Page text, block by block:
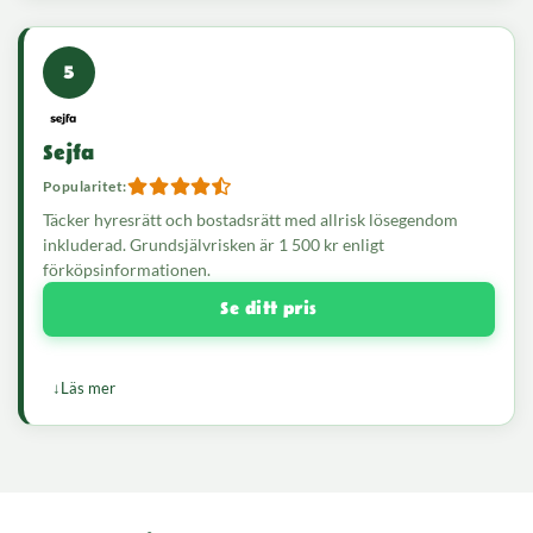
5
Sejfa
Popularitet:
Täcker hyresrätt och bostadsrätt med allrisk lösegendom
inkluderad. Grundsjälvrisken är 1 500 kr enligt
förköpsinformationen.
Se ditt pris
Läs mer